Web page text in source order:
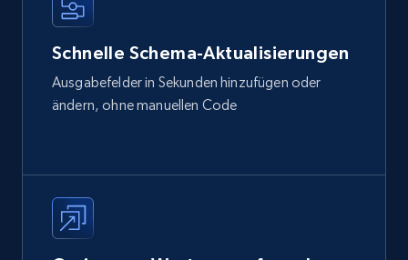
Schnelle Schema-Aktualisierungen
Ausgabefelder in Sekunden hinzufügen oder
ändern, ohne manuellen Code